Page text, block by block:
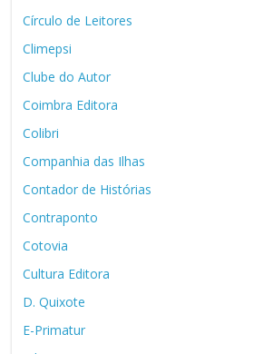
Círculo de Leitores
Climepsi
Clube do Autor
Coimbra Editora
Colibri
Companhia das Ilhas
Contador de Histórias
Contraponto
Cotovia
Cultura Editora
D. Quixote
E-Primatur